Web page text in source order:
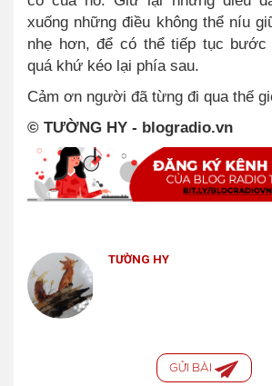
xuống những điều không thể níu
nhẹ hơn, để có thể tiếp tục bước
quá khứ kéo lại phía sau.
Cảm ơn người đã từng đi qua thế
© TƯỜNG HY - blogradio.vn
TƯỜNG HY
GỬI BÀI